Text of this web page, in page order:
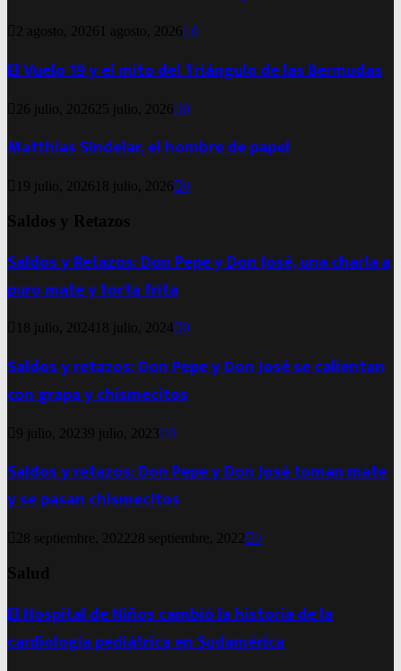
2 agosto, 2026 1 agosto, 2026 0
El Vuelo 19 y el mito del Triángulo de las Bermudas
26 julio, 2026 25 julio, 2026 0
Matthias Sindelar, el hombre de papel
19 julio, 2026 18 julio, 2026 0
Saldos y Retazos
Saldos y Retazos: Don Pepe y Don José, una charla a
puro mate y torta frita
18 julio, 2024 18 julio, 2024 0
Saldos y retazos: Don Pepe y Don José se calientan
con grapa y chismecitos
9 julio, 20239 julio, 2023 0
Saldos y retazos: Don Pepe y Don José toman mate
y se pasan chismecitos
28 septiembre, 2022 28 septiembre, 2022 0
Salud
El Hospital de Niños cambió la historia de la
cardiología pediátrica en Sudamérica